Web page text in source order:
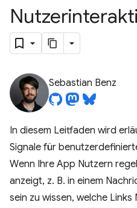
Sebastian Benz
In diesem Leitfaden wird
Signale für
Wenn Ihre App Nutzern
anzeigt, z. B. in einem
sein zu wissen, welche